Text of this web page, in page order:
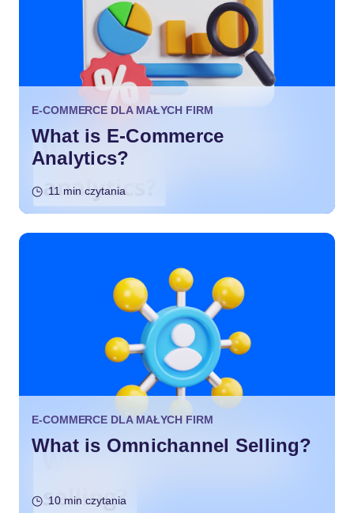
E-COMMERCE DLA MAŁYCH FIRM
What is E-Commerce
Analytics?
11 min czytania
E-COMMERCE DLA MAŁYCH FIRM
What is Omnichannel Selling?
10 min czytania